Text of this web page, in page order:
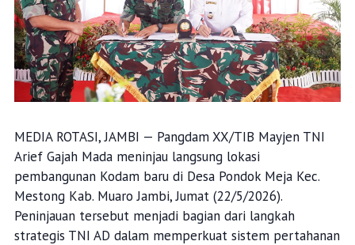
MEDIA ROTASI, JAMBI — Pangdam XX/TIB Mayjen TNI
Arief Gajah Mada meninjau langsung lokasi
pembangunan Kodam baru di Desa Pondok Meja Kec.
Mestong Kab. Muaro Jambi, Jumat (22/5/2026).
Peninjauan tersebut menjadi bagian dari langkah
strategis TNI AD dalam memperkuat sistem pertahanan